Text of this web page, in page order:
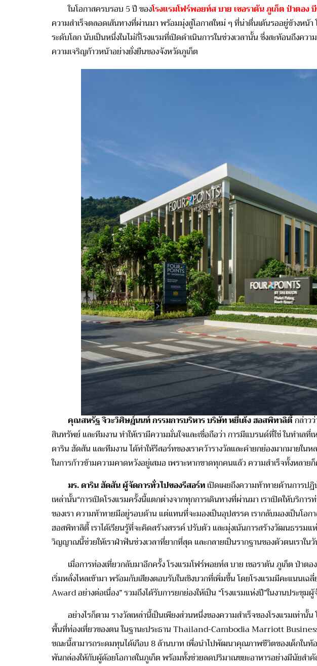
ในโอกาสครบรอบ 5ปี ของโรงแรมโฟร์พอยท์ส บาย เชอราตัน ภูเก็ต ป่าตอง
ความสำเร็จตลอดเส้นทางที่ผ่านมา พร้อมมุ่งสู่โอกาสใหม่ ๆ ที่น่าตื่นเต้นรออยู่ข้างหน้
ระดับโลก นับเป็นหนึ่งในไม่กี่โรงแรมที่เปิดดำเนินการในช่วงเวลานั้น ซึ่งสะท้อนถึง
ความเจริญก้าวหน้าอย่างยั่งยืนของจังหวัดภูเก็ต
คุณสหรัฐ จิวะวิศิษฎ์นนท์ กรรมการบริหาร บริษัท หยี่เต้ง ฮอสพิทาลิตี้กล่าว
สินทรัพย์ และทีมงาน ทำให้เรามีความมั่นใจและเชื่อถือว่า การมีแบรนด์ที่ใช่ ในทำเ
ดาริน ฮัดสัน และทีมงาน ได้ทำให้รีสอร์ทของเราคว้ารางวัลและคำยกย่องมากมายใ
ในการก้าวข้ามความคาดหวังอยู่เสมอ เพราะหากขาดทุกคนแล้ว ความสำเร็จทั้งหลาย
มร. ดาริน ฮัดสัน ผู้จัดการทั่วไปของรีสอร์ทเปิดเผยถึงความท้าทายด้านการป
เหล่านั้น“การเปิดโรงแรมครั้งนี้แตกต่างจากทุกการเดินทางที่ผ่านมา เราเปิดให้บริก
ของเรา ความท้าทายมีอยู่รอบด้าน แต่แทนที่จะมองเป็นอุปสรรค เรากลับมองเป็นโ
ฮอสพิทาลิตี้ เราได้เรียนรู้ที่จะคิดสร้างสรรค์ ปรับตัว และมุ่งเน้นการสร้างวัฒนธรรม
วิญญาณนี้ช่วยให้เราฝ่าฟันช่วงเวลาที่ยากที่สุด และกลายเป็นรากฐานของตัวตนเราใน
เมื่อการท่องเที่ยวกลับมาอีกครั้ง โรงแรมโฟร์พอยท์ส บาย เชอราตัน ภูเก็ต ป่าต
เริ่มหลั่งไหลเข้ามา พร้อมกับเสียงตอบรับในเชิงบวกที่เพิ่มขึ้น โดยโรงแรมมีคะแนน
Award อย่างต่อเนื่อง” รวมถึงได้รับการยกย่องให้เป็น “โรงแรมแห่งปี”ในงานปร
อย่างไรก็ตาม รางวัลเหล่านี้เป็นเพียงส่วนหนึ่งของความสำเร็จของโรงแรมเท่
พื้นที่ท่องเที่ยวของตน ในฐานะประธาน Thailand-Cambodia Marriott
ขณะนี้สามารถระดมทุนได้เกือบ 8 ล้านบาท เพื่อนำไปพัฒนาคุณภาพชีวิตของเด็กใน
พันกล่องให้กับผู้ด้อยโอกาสในภูเก็ต พร้อมทั้งช่วยลดปริมาณขยะอาหารอย่างมีนัยสำ